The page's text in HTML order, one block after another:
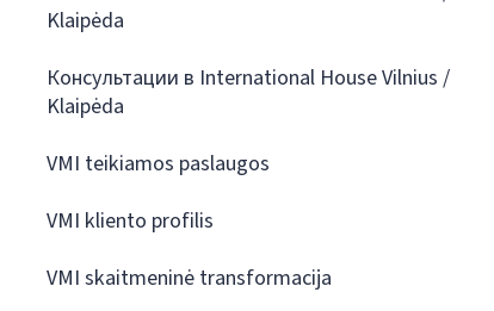
Klaipėda
Консультации в International House Vilnius /
Klaipėda
VMI teikiamos paslaugos
VMI kliento profilis
VMI skaitmeninė transformacija